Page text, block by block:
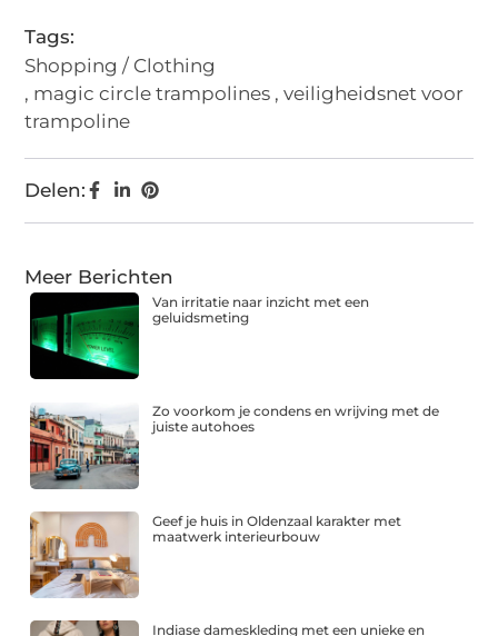
Tags:
Shopping / Clothing
, magic circle trampolines ,veiligheidsnet voor
trampoline
Delen:
Meer Berichten
Van irritatie naar inzicht met een
geluidsmeting
Zo voorkom je condens en wrijving met de
juiste autohoes
Geef je huis in Oldenzaal karakter met
maatwerk interieurbouw
Indiase dameskleding met een unieke en